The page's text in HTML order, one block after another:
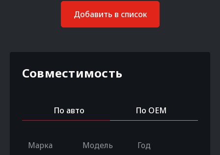
Добавить в список
Совместимость
По авто По OEM
Марка Модель Год